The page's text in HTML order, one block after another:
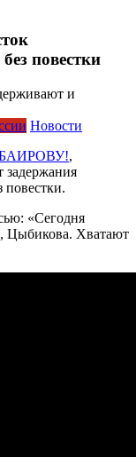
повестки
Новости
,
задержания
повестки.
«Сегодня
Цыбикова. Хватают